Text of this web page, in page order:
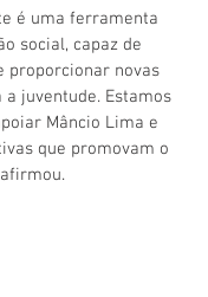
é uma ferramenta
social, capaz de
proporcionar novas
juventude. Estamos
Mâncio Lima e
que promovam o